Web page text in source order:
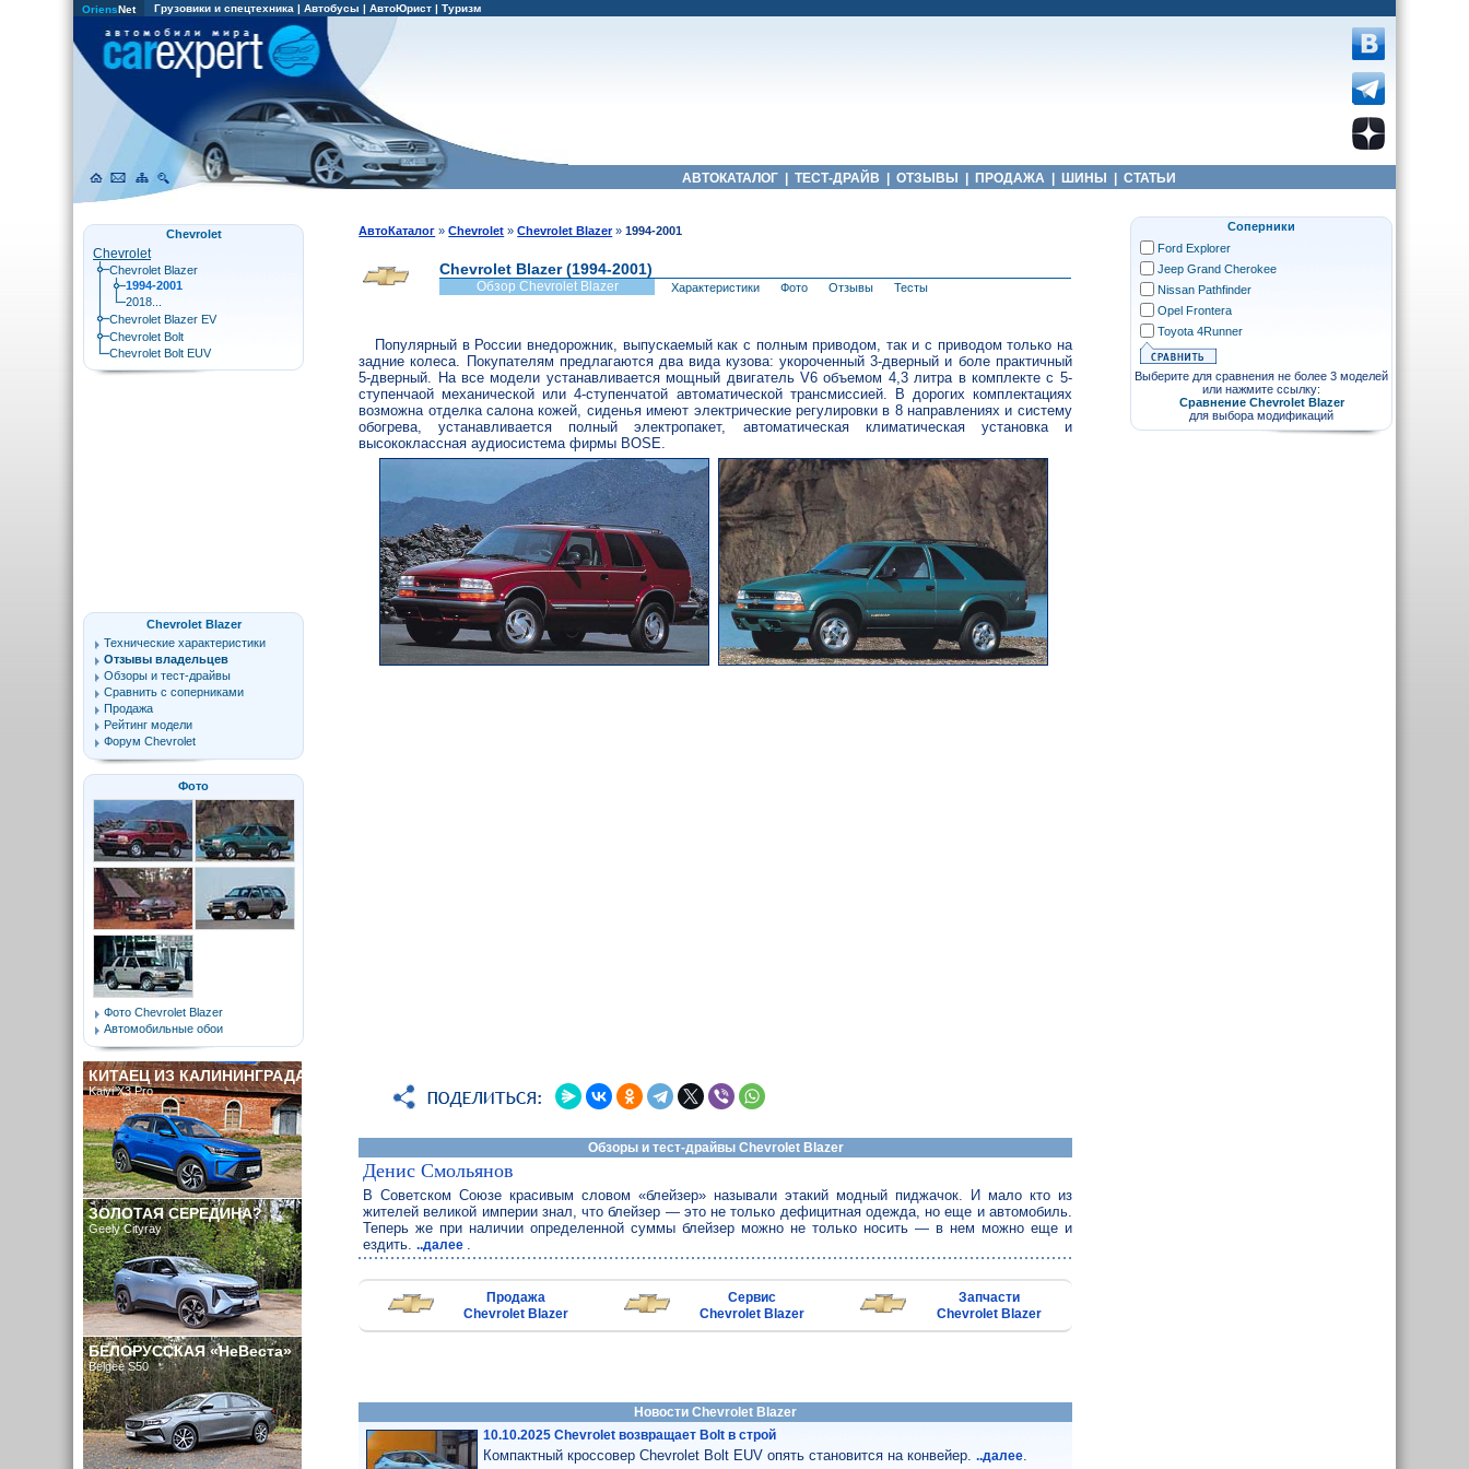
OriensNet Грузовики и спецтехника | Автобусы | АвтоЮрист | Туризм
АВТОКАТАЛОГ ТЕСТ-ДРАЙВ ОТЗЫВЫ ПРОДАЖА ШИНЫ СТАТЬИ
АвтоКаталог »Chevrolet »Chevrolet Blazer»1994-2001
Chevrolet Blazer (1994-2001)
Обзор Chevrolet Blazer Характеристики Фото Отзывы Тесты
Популярный в России внедорожник, выпускаемый как с полным приводом, так и с приводом только на
задние колеса. Покупателям предлагаются два вида кузова: укороченный 3-дверный и боле практичный
5-дверный. На все модели устанавливается мощный двигатель V6 объемом 4,3 литра в комплекте с 5-
ступенчаой механической или 4-ступенчатой автоматической трансмиссией. В дорогих комплектациях
возможна отделка салона кожей, сиденья имеют электрические регулировки в 8 направлениях и систему
обогрева, устанавливается полный электропакет, автоматическая климатическая установка и
высококлассная аудиосистема фирмы BOSE.
Обзоры и тест-драйвы Chevrolet Blazer
Денис Смольянов
В Советском Союзе красивым словом «блейзер» называли этакий модный пиджачок. И мало кто из
жителей великой империи знал, что блейзер — это не только дефицитная одежда, но еще и автомобиль.
Теперь же при наличии определенной суммы блейзер можно не только носить — в нем можно еще и
ездить...далее .
Продажа
Chevrolet Blazer
Сервис
Chevrolet Blazer
Запчасти
Chevrolet Blazer
Новости Chevrolet Blazer
10.10.2025 Chevrolet возвращает Bolt в строй
Компактный кроссовер Chevrolet Bolt EUV опять становится на конвейер...далее.
Chevrolet
Chevrolet
Chevrolet Blazer
1994-2001
2018...
Chevrolet Blazer EV
Chevrolet Bolt
Chevrolet Bolt EUV
Chevrolet Blazer
Технические характеристики
Отзывы владельцев
Обзоры и тест-драйвы
Сравнить с соперниками
Продажа
Рейтинг модели
Форум Chevrolet
Фото
Фото Chevrolet Blazer
Автомобильные обои
КИТАЕЦ ИЗ КАЛИНИНГРАДА
Kaiyi X3 Pro
ЗОЛОТАЯ СЕРЕДИНА?
Geely Cityray
БЕЛОРУССКАЯ «НеВеста»
Belgee S50
Соперники
Ford Explorer
Jeep Grand Cherokee
Nissan Pathfinder
Opel Frontera
Toyota 4Runner
Выберите для сравнения не более 3 моделей
или нажмите ссылку:
Сравнение Chevrolet Blazer
для выбора модификаций